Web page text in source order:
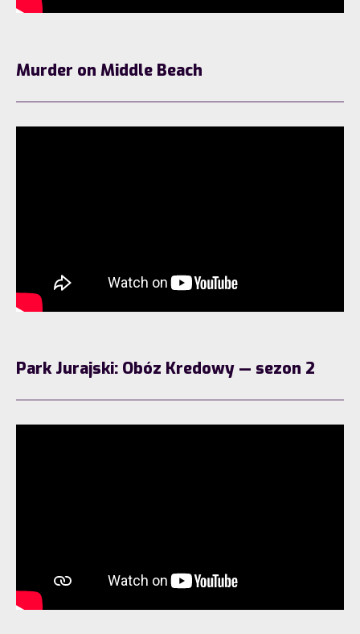
Murder on Middle Beach
Park Jurajski: Obóz Kredowy — sezon 2